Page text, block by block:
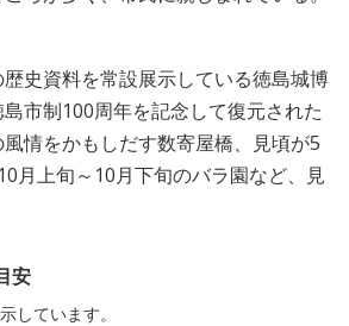
史資料を常設展示している徳島城博
市制100周年を記念して復元された
情をかもしだす数寄屋橋、見頃が5
月上旬～10月下旬のバラ園など、見
安
しています。